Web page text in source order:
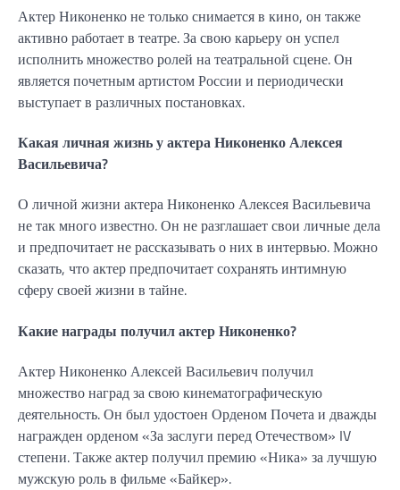
Актер Никоненко не только снимается в кино, он также
активно работает в театре. За свою карьеру он успел
исполнить множество ролей на театральной сцене. Он
является почетным артистом России и периодически
выступает в различных постановках.
Какая личная жизнь у актера Никоненко Алексея
Васильевича?
О личной жизни актера Никоненко Алексея Васильевича
не так много известно. Он не разглашает свои личные дела
и предпочитает не рассказывать о них в интервью. Можно
сказать, что актер предпочитает сохранять интимную
сферу своей жизни в тайне.
Какие награды получил актер Никоненко?
Актер Никоненко Алексей Васильевич получил
множество наград за свою кинематографическую
деятельность. Он был удостоен Орденом Почета и дважды
награжден орденом «За заслуги перед Отечеством» IV
степени. Также актер получил премию «Ника» за лучшую
мужскую роль в фильме «Байкер».